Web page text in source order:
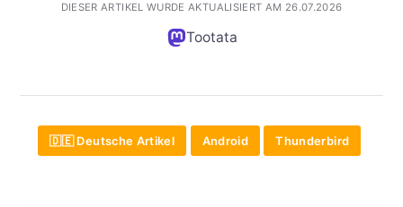
DIESER ARTIKEL WURDE AKTUALISIERT AM 26.07.2026
Tootata
🇩🇪 Deutsche Artikel Android Thunderbird